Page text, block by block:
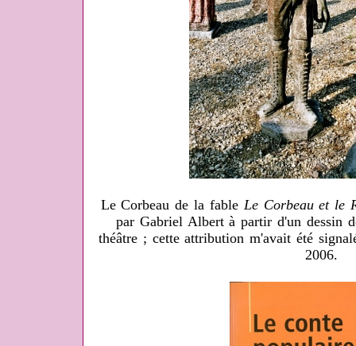
Le Corbeau de la fable Le Corbeau et le
par Gabriel Albert à partir d'un dessin
théâtre ; cette attribution m'avait été
2006.